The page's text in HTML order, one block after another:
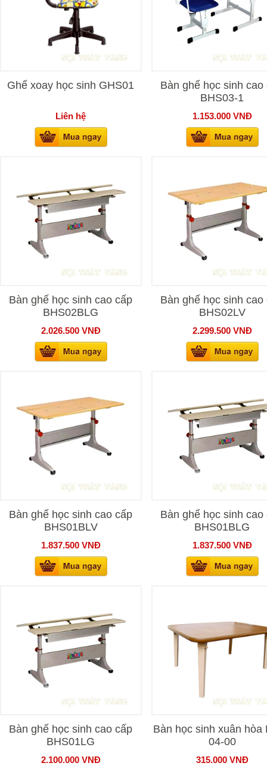
Ghế xoay học sinh GHS01
Liên hệ
Bàn ghế học sinh cao
BHS03-1
1.153.000 VNĐ
Bàn ghế học sinh cao cấp
BHS02BLG
2.026.500 VNĐ
Bàn ghế học sinh cao
BHS02LV
2.299.500 VNĐ
Bàn ghế học sinh cao cấp
BHS01BLV
1.837.500 VNĐ
Bàn ghế học sinh cao
BHS01BLG
1.837.500 VNĐ
Bàn ghế học sinh cao cấp
BHS01LG
2.100.000 VNĐ
Bàn học sinh xuân hòa
04-00
315.000 VNĐ